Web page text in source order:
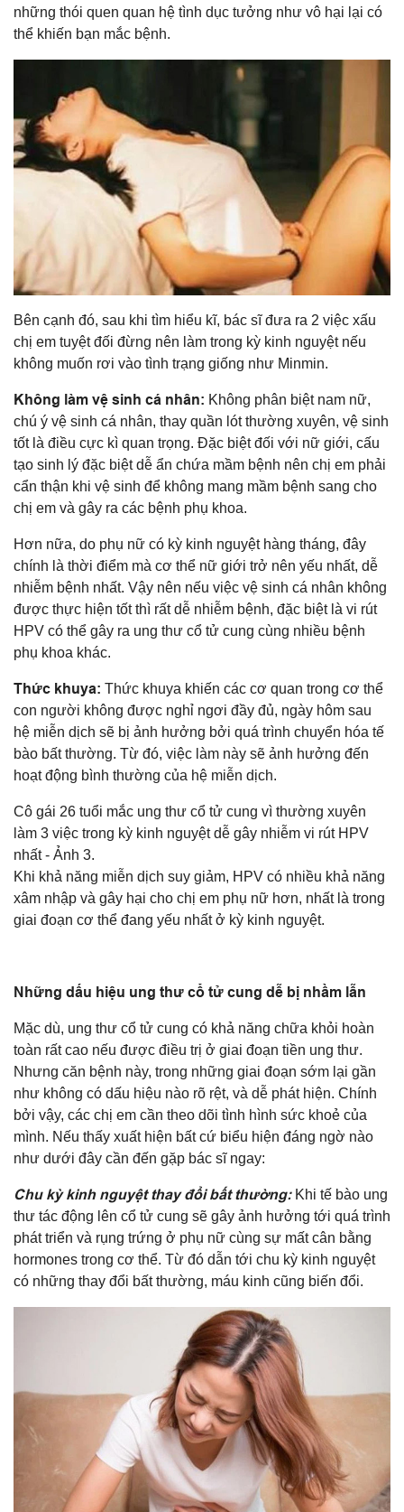
những thói quen quan hệ tình dục tưởng như vô hại lại có
thể khiến bạn mắc bệnh.
Bên cạnh đó, sau khi tìm hiểu kĩ, bác sĩ đưa ra 2 việc xấu
chị em tuyệt đối đừng nên làm trong kỳ kinh nguyệt nếu
không muốn rơi vào tình trạng giống như Minmin.
Không làm vệ sinh cá nhân: Không phân biệt nam nữ,
chú ý vệ sinh cá nhân, thay quần lót thường xuyên, vệ sinh
tốt là điều cực kì quan trọng. Đặc biệt đối với nữ giới, cấu
tạo sinh lý đặc biệt dễ ẩn chứa mầm bệnh nên chị em phải
cẩn thận khi vệ sinh để không mang mầm bệnh sang cho
chị em và gây ra các bệnh phụ khoa.
Hơn nữa, do phụ nữ có kỳ kinh nguyệt hàng tháng, đây
chính là thời điểm mà cơ thể nữ giới trở nên yếu nhất, dễ
nhiễm bệnh nhất. Vậy nên nếu việc vệ sinh cá nhân không
được thực hiện tốt thì rất dễ nhiễm bệnh, đặc biệt là vi rút
HPV có thể gây ra ung thư cổ tử cung cùng nhiều bệnh
phụ khoa khác.
Thức khuya: Thức khuya khiến các cơ quan trong cơ thể
con người không được nghỉ ngơi đầy đủ, ngày hôm sau
hệ miễn dịch sẽ bị ảnh hưởng bởi quá trình chuyển hóa tế
bào bất thường. Từ đó, việc làm này sẽ ảnh hưởng đến
hoạt động bình thường của hệ miễn dịch.
Cô gái 26 tuổi mắc ung thư cổ tử cung vì thường xuyên
làm 3 việc trong kỳ kinh nguyệt dễ gây nhiễm vi rút HPV
nhất - Ảnh 3.
Khi khả năng miễn dịch suy giảm, HPV có nhiều khả năng
xâm nhập và gây hại cho chị em phụ nữ hơn, nhất là trong
giai đoạn cơ thể đang yếu nhất ở kỳ kinh nguyệt.
Những dấu hiệu ung thư cổ tử cung dễ bị nhầm lẫn
Mặc dù, ung thư cổ tử cung có khả năng chữa khỏi hoàn
toàn rất cao nếu được điều trị ở giai đoạn tiền ung thư.
Nhưng căn bệnh này, trong những giai đoạn sớm lại gần
như không có dấu hiệu nào rõ rệt, và dễ phát hiện. Chính
bởi vậy, các chị em cần theo dõi tình hình sức khoẻ của
mình. Nếu thấy xuất hiện bất cứ biểu hiện đáng ngờ nào
như dưới đây cần đến gặp bác sĩ ngay:
Chu kỳ kinh nguyệt thay đổi bất thường: Khi tế bào ung
thư tác động lên cổ tử cung sẽ gây ảnh hưởng tới quá trình
phát triển và rụng trứng ở phụ nữ cùng sự mất cân bằng
hormones trong cơ thể. Từ đó dẫn tới chu kỳ kinh nguyệt
có những thay đổi bất thường, máu kinh cũng biến đổi.